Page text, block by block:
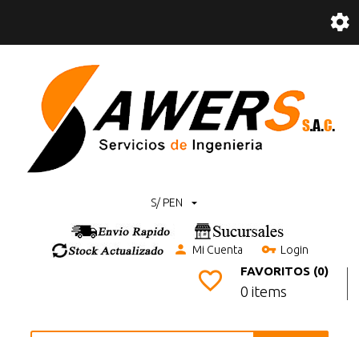
S/ PEN
Mi Cuenta Login
FAVORITOS (0)
0 items